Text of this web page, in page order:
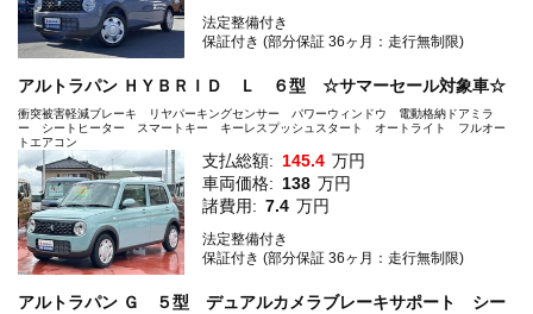
法定整備付き
保証付き (部分保証 36ヶ月：走行無制限)
アルトラパン ＨＹＢＲＩＤ Ｌ ６型 ☆サマーセール対象車☆
衝突被害軽減ブレーキ リヤパーキングセンサー パワーウィンドウ 電動格納ドアミラ
ー シートヒーター スマートキー キーレスプッシュスタート オートライト フルオー
トエアコン
支払総額: 145.4 万円
車両価格: 138 万円
諸費用: 7.4 万円
法定整備付き
保証付き (部分保証 36ヶ月：走行無制限)
アルトラパン Ｇ ５型 デュアルカメラブレーキサポート シー